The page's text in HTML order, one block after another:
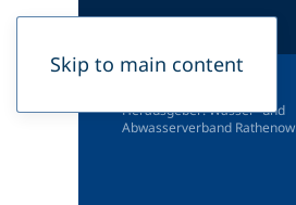
Skip to main content
Herausgeber: Wasser- und
Abwasser­verband Rathenow